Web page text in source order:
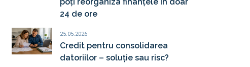
24 de ore
25.05.2026
Credit pentru consolidarea
datoriilor – soluție sau risc?